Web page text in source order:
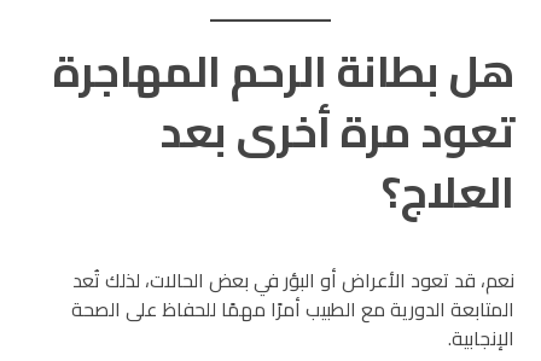
هل بطانة الرحم المهاجرة
تعود مرة أخرى بعد
العلاج؟
نعم، قد تعود الأعراض أو البؤر في بعض الحالات، لذلك تُعد
المتابعة الدورية مع الطبيب أمرًا مهمًا للحفاظ على الصحة
الإنجابية.